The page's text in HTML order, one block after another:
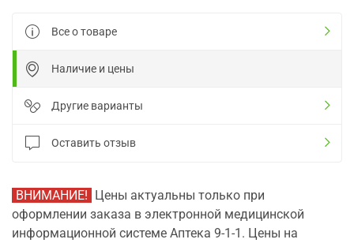
Все о товаре
Наличие и цены
Другие варианты
Оставить отзыв
ВНИМАНИЕ! Цены актуальны только при
оформлении заказа в электронной медицинской
информационной системе Аптека 9-1-1. Цены на